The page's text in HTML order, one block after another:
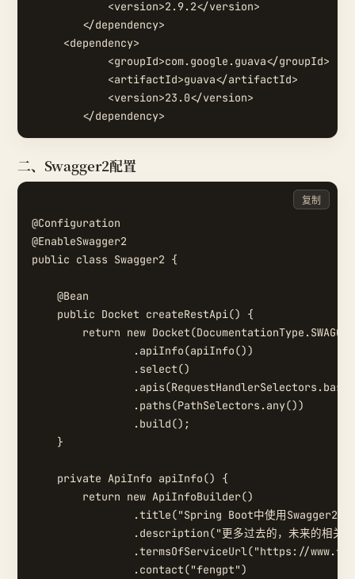
            <version>2.9.2</version>
        </dependency>
     <dependency>
            <groupId>com.google.guava</groupId>
            <artifactId>guava</artifactId>
            <version>23.0</version>
二、Swagger2配置
@Configuration
@EnableSwagger2
public class Swagger2 {
    @Bean
    public Docket createRestApi() {
return new
                .apiInfo(apiInfo())
                .select()
                .paths(PathSelectors.any())
                .build();
    }
    private ApiInfo apiInfo() {
        return new ApiInfoBuilder()
.title("Spring Boot中使用Swagger2构
.description("更多过去的，未来的相关
.termsOfServiceUrl("https://
                .contact("fengpt")
复制